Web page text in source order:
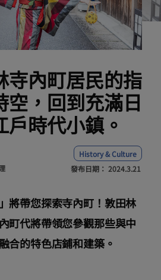
寺內町居民的指
空，回到充滿日
戶時代小鎮。
History & Culture
發布日期： 2024.3.21
將帶您探索寺內町！敦田林
町代將帶領您參觀那些與中
合的特色店鋪和建築。